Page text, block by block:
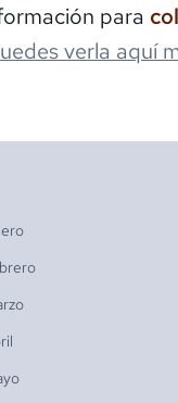
para
verla aquí